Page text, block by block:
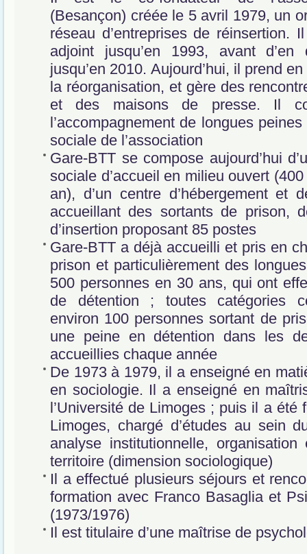
(Besançon) créée le 5 avril 1979, un
réseau d’entreprises de réinsertion.
adjoint jusqu’en 1993, avant
jusqu’en 2010. Aujourd’hui, il prend
la réorganisation, et gère des
et des maisons de presse. Il
l’accompagnement de longues
sociale de l’association
Gare-BTT se compose aujourd’hui
sociale d’accueil en milieu ouvert
an), d’un centre d’hébergement et
accueillant des sortants de prison,
d’insertion proposant 85 postes
Gare-BTT a déjà accueilli et pris en
prison et particulièrement des
500 personnes en 30 ans, qui ont
de détention ; toutes catégories
environ 100 personnes sortant de
une peine en détention dans les
accueillies chaque année
De 1973 à 1979, il a enseigné en
en sociologie. Il a enseigné en
l’Université de Limoges ; puis il a été
Limoges, chargé d’études au sein
analyse institutionnelle,
territoire (dimension sociologique)
Il a effectué plusieurs séjours et
formation avec Franco Basaglia et
(1973/1976)
Il est titulaire d’une maîtrise de